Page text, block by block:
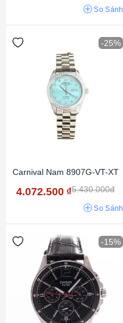
So Sánh
-25%
Carnival Nam 8907G-VT-XT
4.072.500 ₫5.430.000đ
So Sánh
-15%